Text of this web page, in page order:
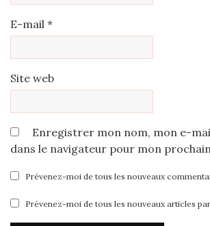
E-mail *
Site web
Enregistrer mon nom, mon e-
dans le navigateur pour mon
Prévenez-moi de tous les nouveaux
Prévenez-moi de tous les nouveaux articles